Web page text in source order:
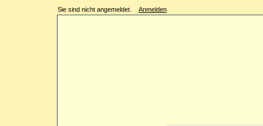
Sie sind nicht angemeldet. Anmelden